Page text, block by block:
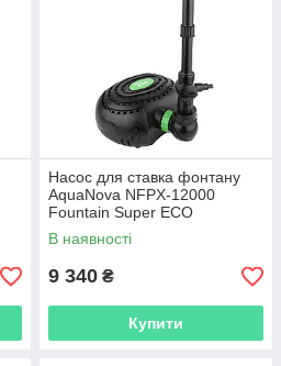
Насос для ставка фонтану
AquaNova NFPX-12000
Fountain Super ECO
В наявності
9 340 ₴
Купити